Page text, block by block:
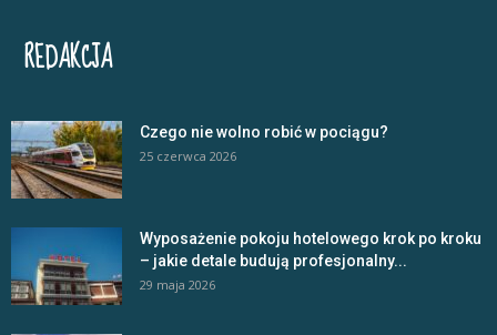
REDAKCJA
Czego nie wolno robić w pociągu?
25 czerwca 2026
Wyposażenie pokoju hotelowego krok po kroku
– jakie detale budują profesjonalny...
29 maja 2026